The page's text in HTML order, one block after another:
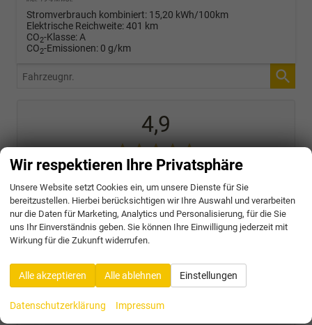
Stromverbrauch kombiniert: 15,20 kWh/100km
Elektrische Reichweite:401 km
CO2-Klasse: A
CO2-Emissionen: 0 g/km
Fahrzeugnr.
4,9
SEHR GUT
31 Bewertungen
Alle Bewertungen anzeigen >
Cupra
Nissan
Wir respektieren Ihre Privatsphäre
Unsere Website setzt Cookies ein, um unsere Dienste für Sie
bereitzustellen. Hierbei berücksichtigen wir Ihre Auswahl und verarbeiten
nur die Daten für Marketing, Analytics und Personalisierung, für die Sie
uns Ihr Einverständnis geben. Sie können Ihre Einwilligung jederzeit mit
Wirkung für die Zukunft widerrufen.
Alle akzeptieren Alle ablehnen Einstellungen
Datenschutzerklärung Impressum